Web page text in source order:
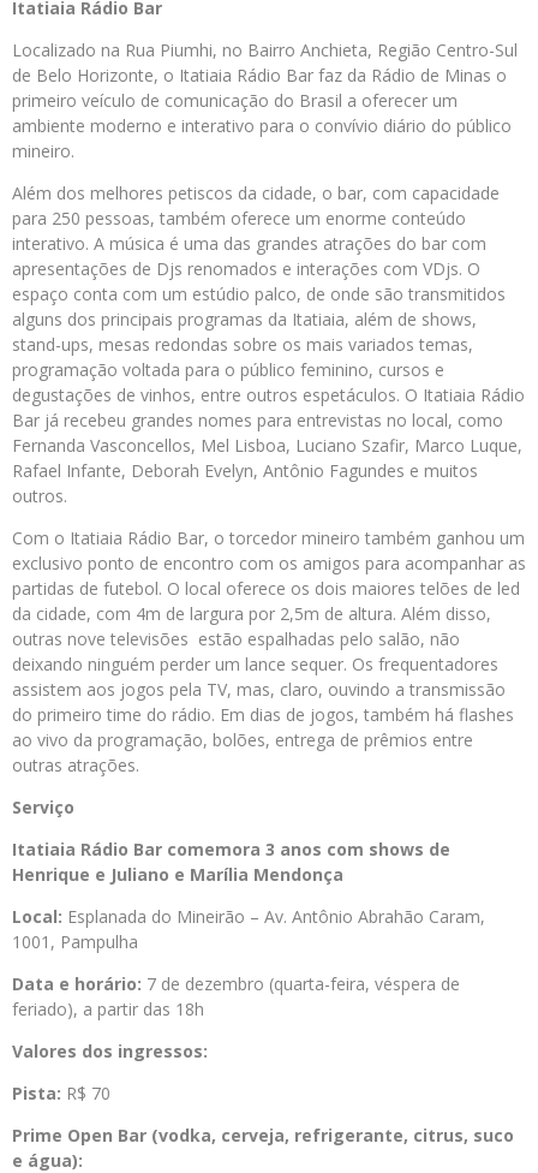
Itatiaia Rádio Bar
Localizado na Rua Piumhi, no Bairro Anchieta, Região Centro-Sul
de Belo Horizonte, o Itatiaia Rádio Bar faz da Rádio de Minas o
primeiro veículo de comunicação do Brasil a oferecer um
ambiente moderno e interativo para o convívio diário do público
mineiro.
Além dos melhores petiscos da cidade, o bar, com capacidade
para 250 pessoas, também oferece um enorme conteúdo
interativo. A música é uma das grandes atrações do bar com
apresentações de Djs renomados e interações com VDjs. O
espaço conta com um estúdio palco, de onde são transmitidos
alguns dos principais programas da Itatiaia, além de shows,
stand-ups, mesas redondas sobre os mais variados temas,
programação voltada para o público feminino, cursos e
degustações de vinhos, entre outros espetáculos. O Itatiaia Rádio
Bar já recebeu grandes nomes para entrevistas no local, como
Fernanda Vasconcellos, Mel Lisboa, Luciano Szafir, Marco Luque,
Rafael Infante, Deborah Evelyn, Antônio Fagundes e muitos
outros.
Com o Itatiaia Rádio Bar, o torcedor mineiro também ganhou um
exclusivo ponto de encontro com os amigos para acompanhar as
partidas de futebol. O local oferece os dois maiores telões de led
da cidade, com 4m de largura por 2,5m de altura. Além disso,
outras nove televisões estão espalhadas pelo salão, não
deixando ninguém perder um lance sequer. Os frequentadores
assistem aos jogos pela TV, mas, claro, ouvindo a transmissão
do primeiro time do rádio. Em dias de jogos, também há flashes
ao vivo da programação, bolões, entrega de prêmios entre
outras atrações.
Serviço
Itatiaia Rádio Bar comemora 3 anos com shows de
Henrique e Juliano e Marília Mendonça
Local: Esplanada do Mineirão – Av. Antônio Abrahão Caram,
1001, Pampulha
Data e horário: 7 de dezembro (quarta-feira, véspera de
feriado), a partir das 18h
Valores dos ingressos:
Pista: R$ 70
Prime Open Bar (vodka, cerveja, refrigerante, citrus, suco
e água):